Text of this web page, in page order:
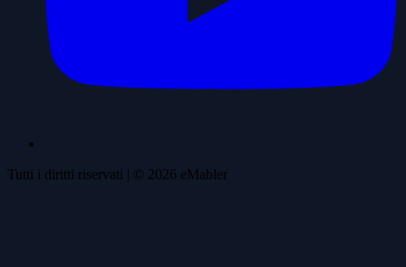
Tutti i diritti riservati | © 2026 eMabler